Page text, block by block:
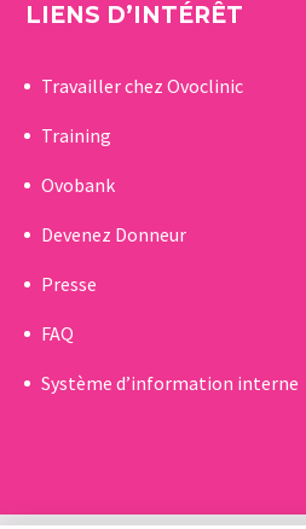
LIENS D’INTÉRÊT
Travailler chez Ovoclinic
Training
Ovobank
Devenez Donneur
Presse
FAQ
Système d’information interne